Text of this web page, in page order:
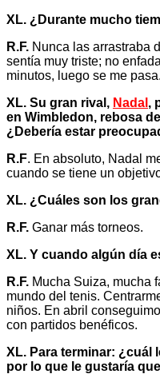
XL. ¿Durante mucho
R.F. Nunca las arrastraba
sentía muy triste; no
minutos, luego se me
XL. Su gran rival, Nadal ,
en Wimbledon, rebosa
¿Debería estar
R.F. En absoluto, Nadal
cuando se tiene un
XL. ¿Cuáles son los
R.F. Ganar más torneos.
XL. Y cuando algún día
R.F. Mucha Suiza, mucha
mundo del tenis.
niños. En abril
con partidos benéficos.
XL. Para terminar: ¿cuál
por lo que le gustaría